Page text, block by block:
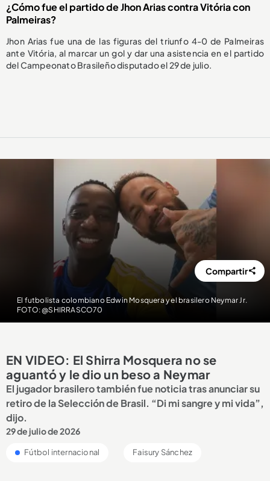
¿Cómo fue el partido de Jhon Arias contra Vitória con
Palmeiras?
Jhon Arias fue una de las figuras del triunfo 4-0 de Palmeiras
ante Vitória, al marcar un gol y dar una asistencia en el partido
del Campeonato Brasileño disputado el 29 de julio.
El futbolista colombiano Edwin Mosquera y el brasilero Neymar Jr.
FOTO: @SHIRRASCO70
Compartir
EN VIDEO: El Shirra Mosquera no se
aguantó y le dio un beso a Neymar
El jugador brasilero también fue noticia tras anunciar su
retiro de la Selección de Brasil. “Di mi sangre y mi vida”,
dijo.
29 de julio de 2026
Fútbol internacional Faisury Sánchez